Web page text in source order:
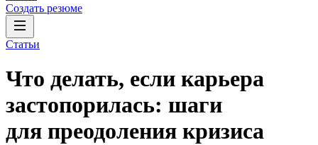
Создать резюме
Статьи
Что делать, если карьера
застопорилась: шаги
для преодоления кризиса